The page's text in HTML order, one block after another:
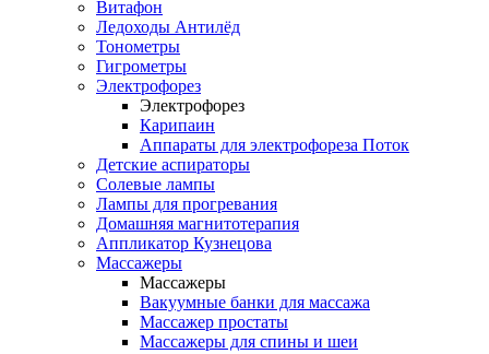
Витафон
Ледоходы Антилёд
Тонометры
Гигрометры
Электрофорез
Электрофорез
Карипаин
Аппараты для электрофореза Поток
Детские аспираторы
Солевые лампы
Лампы для прогревания
Домашняя магнитотерапия
Аппликатор Кузнецова
Массажеры
Массажеры
Вакуумные банки для массажа
Массажер простаты
Массажеры для спины и шеи